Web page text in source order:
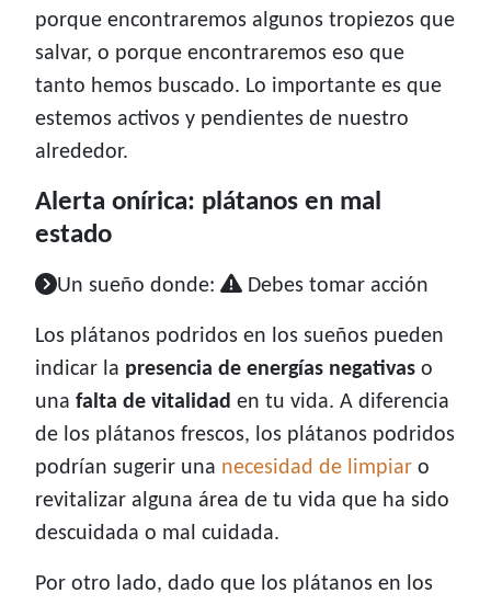
porque encontraremos algunos tropiezos que
salvar, o porque encontraremos eso que
tanto hemos buscado. Lo importante es que
estemos activos y pendientes de nuestro
alrededor.
Alerta onírica: plátanos en mal
estado
Un sueño donde: Debes tomar acción
Los plátanos podridos en los sueños pueden
indicar la presencia de energías negativas o
una falta de vitalidad en tu vida. A diferencia
de los plátanos frescos, los plátanos podridos
podrían sugerir una necesidad de limpiar o
revitalizar alguna área de tu vida que ha sido
descuidada o mal cuidada.
Por otro lado, dado que los plátanos en los